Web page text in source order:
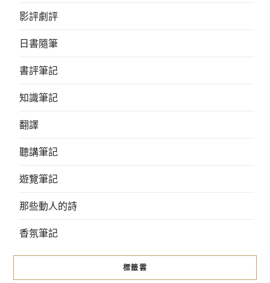
影評劇評
日書隨筆
書評筆記
知識筆記
翻譯
聽講筆記
遊覽筆記
那些動人的詩
香氛筆記
標籤雲